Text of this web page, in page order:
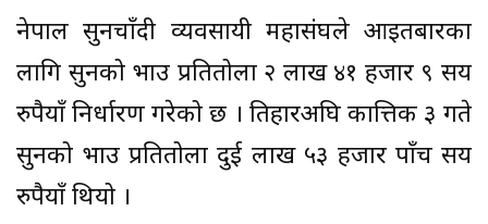
नेपाल सुनचाँदी व्यवसायी महासंघले आइतबारका
लागि सुनको भाउ प्रतितोला २ लाख ४१ हजार ९ सय
रुपैयाँ निर्धारण गरेको छ । तिहारअघि कात्तिक ३ गते
सुनको भाउ प्रतितोला दुई लाख ५३ हजार पाँच सय
रुपैयाँ थियो ।